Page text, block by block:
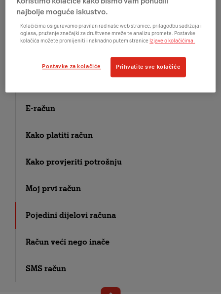
064 brojevi – usluge sa sadržajem neprimjerenim za djecu
065 brojevi – usluge nagradnih igara
069 brojevi – usluge namijenjene djeci
E-račun
Kako platiti račun
Kako provjeriti potrošnju
Moj prvi račun
Pojedini dijelovi računa
Račun veći nego inače
SMS račun
najbolje moguće iskustvo.
Kolačićima osiguravamo pravilan rad naše web stranice, prilagodbu sadržaja i
oglasa, pružanje značajki za društvene mreže te analizu prometa. Postavke
kolačića možete promijeniti i naknadno putem stranice Izjave o kolačićima.
Postavke za kolačiće Prihvatite sve kolačiće